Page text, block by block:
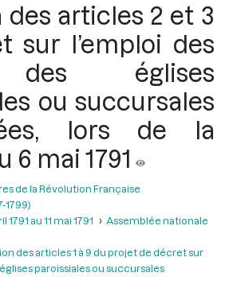
articles 2 et 3
sur l’emploi des
églises
ou succursales
lors de la
6 mai 1791
de la Révolution Française
1799)
1791 au 11 mai 1791
Assemblée nationale
des articles 1 à 9 du projet de décret sur
paroissiales ou succursales